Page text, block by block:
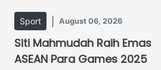
Sport August 06, 2026
Siti Mahmudah Raih Emas
ASEAN Para Games 2025